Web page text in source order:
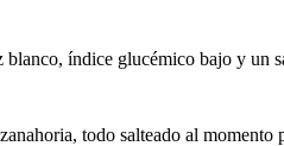
índice glucémico bajo y
todo salteado al